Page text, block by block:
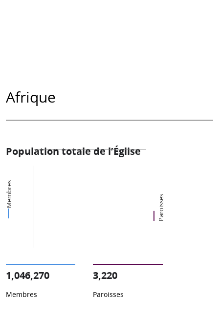
Afrique
Population totale de l’Église
Membres Paroisses
1,046,270
Membres
3,220
Paroisses